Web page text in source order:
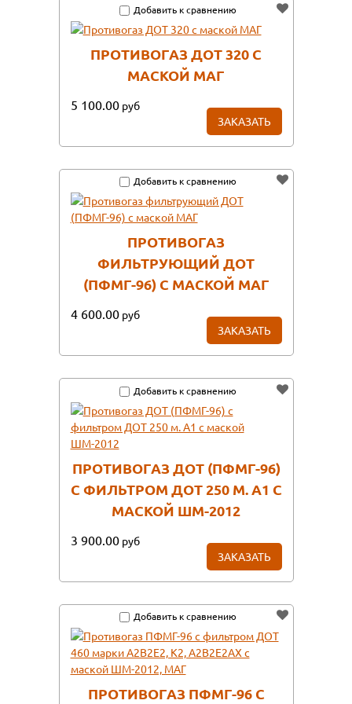
Добавить к сравнению
ПРОТИВОГАЗ ДОТ 320 С
МАСКОЙ МАГ
5 100.00 руб
ЗАКАЗАТЬ
Добавить к сравнению
ПРОТИВОГАЗ
ФИЛЬТРУЮЩИЙ ДОТ
(ПФМГ-96) С МАСКОЙ МАГ
4 600.00 руб
ЗАКАЗАТЬ
Добавить к сравнению
ПРОТИВОГАЗ ДОТ (ПФМГ-96)
С ФИЛЬТРОМ ДОТ 250 М. А1 С
МАСКОЙ ШМ-2012
3 900.00 руб
ЗАКАЗАТЬ
Добавить к сравнению
ПРОТИВОГАЗ ПФМГ-96 С